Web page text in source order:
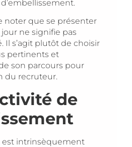
noter que se présenter
ne signifie pas
Il s’agit plutôt de choisir
pertinents et
son parcours pour
du recruteur.
de
est intrinsèquement